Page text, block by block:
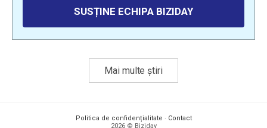
SUSȚINE ECHIPA BIZIDAY
Mai multe știri
Politica de confidențialitate · Contact
2026 © Biziday